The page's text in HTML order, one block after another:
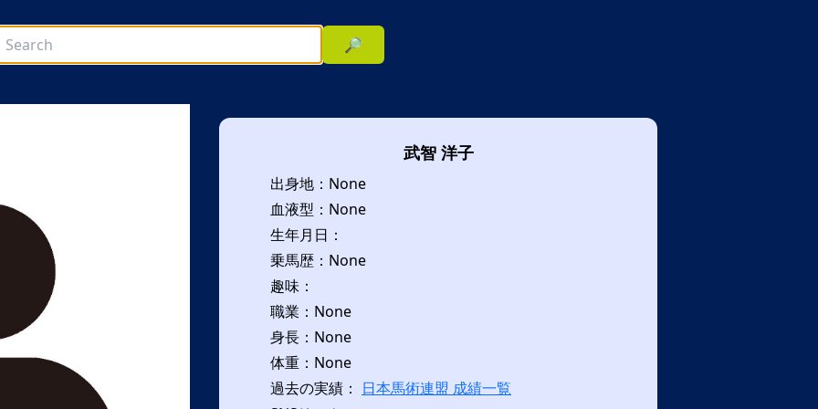
🔎
武智 洋子
出身地：None
血液型：None
生年月日：
乗馬歴：None
趣味：
職業：None
身長：None
体重：None
過去の実績： 日本馬術連盟 成績一覧